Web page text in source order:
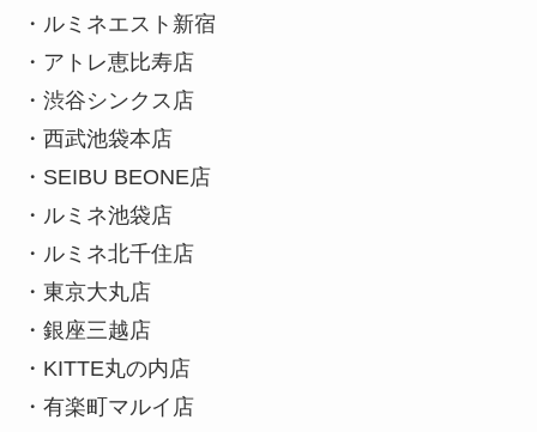
・ルミネエスト新宿
・アトレ恵比寿店
・渋谷シンクス店
・西武池袋本店
・SEIBU BEONE店
・ルミネ池袋店
・ルミネ北千住店
・東京大丸店
・銀座三越店
・KITTE丸の内店
・有楽町マルイ店